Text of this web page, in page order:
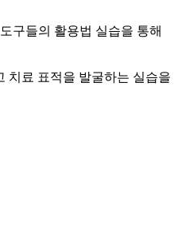
구들의 활용법 실습을 통해
치료 표적을 발굴하는 실습을